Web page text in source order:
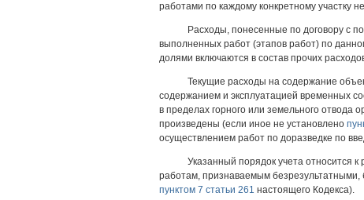
работами по каждому конкретному участку
Расходы, понесенные по договору с
выполненных работ (этапов работ) по
долями включаются в состав прочих
Текущие расходы на содержание
содержанием и эксплуатацией временных
в пределах горного или земельного отвода
произведены (если иное не установлено
осуществлением работ по доразведке по
Указанный порядок учета относится
работам, признаваемым
пунктом 7 статьи 261 настоящего Кодекса).